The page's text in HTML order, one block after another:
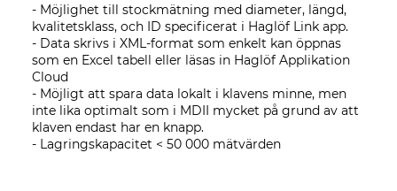
- Möjlighet till stockmätning med diameter, längd,
kvalitetsklass, och ID specificerat i Haglöf Link app.
- Data skrivs i XML-format som enkelt kan öppnas
som en Excel tabell eller läsas in Haglöf Applikation
Cloud
- Möjligt att spara data lokalt i klavens minne, men
inte lika optimalt som i MDII mycket på grund av att
klaven endast har en knapp.
- Lagringskapacitet < 50 000 mätvärden